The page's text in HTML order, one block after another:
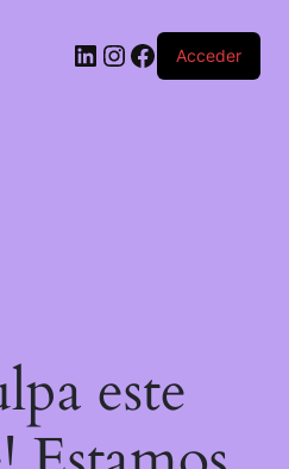
Acceder
este